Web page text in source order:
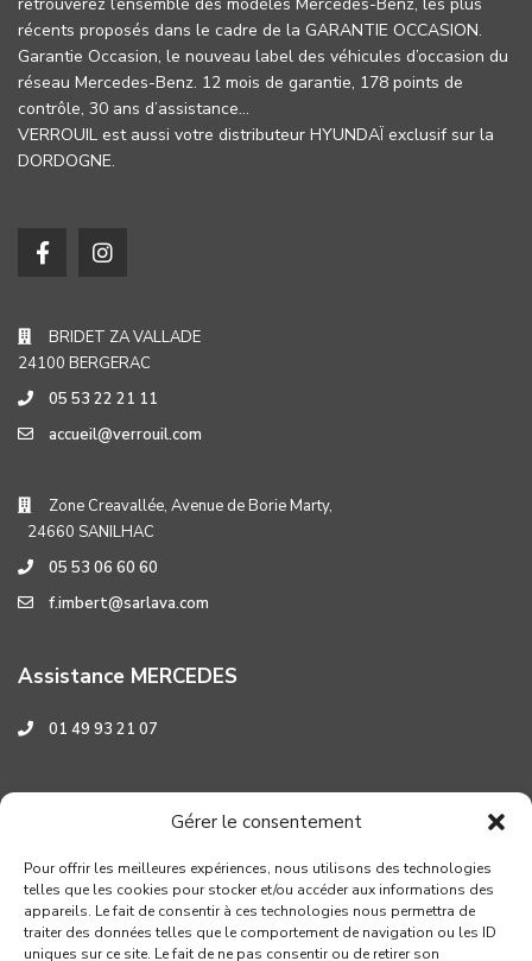
Gérer le consentement
Pour offrir les meilleures expériences, nous utilisons des technologies
telles que les cookies pour stocker et/ou accéder aux informations des
appareils. Le fait de consentir à ces technologies nous permettra de
traiter des données telles que le comportement de navigation ou les ID
uniques sur ce site. Le fait de ne pas consentir ou de retirer son
récents proposés dans le cadre de la GARANTIE OCCASION.
Garantie Occasion, le nouveau label des véhicules d’occasion du
réseau Mercedes-Benz. 12 mois de garantie, 178 points de
contrôle, 30 ans d’assistance…
VERROUIL est aussi votre distributeur HYUNDAÏ exclusif sur la
DORDOGNE.
BRIDET ZA VALLADE
24100 BERGERAC
05 53 22 21 11
accueil@verrouil.com
Zone Creavallée, Avenue de Borie Marty,
24660 SANILHAC
05 53 06 60 60
f.imbert@sarlava.com
Assistance MERCEDES
01 49 93 21 07